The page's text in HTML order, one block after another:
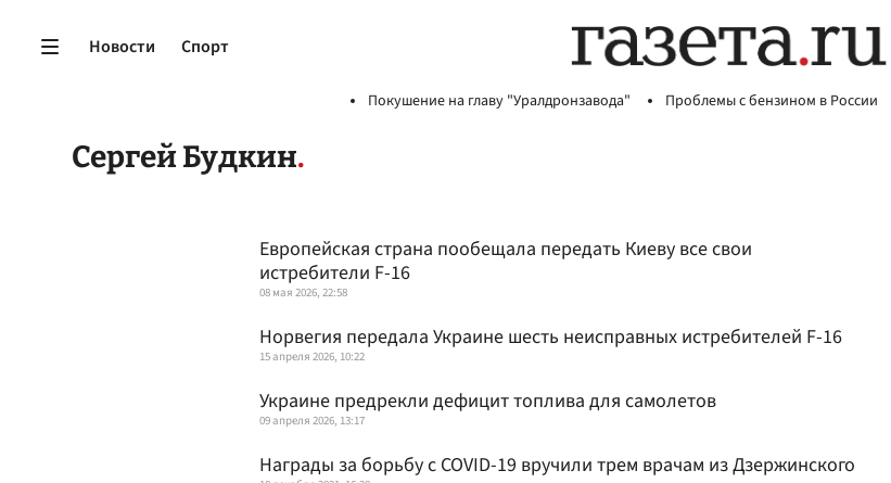
Новости Спорт
Покушение на главу "Уралдронзавода" Проблемы с бензином в России
Сергей Будкин
Европейская страна пообещала передать Киеву все свои
истребители F-16
08 мая 2026, 22:58
Норвегия передала Украине шесть неисправных истребителей F-16
15 апреля 2026, 10:22
Украине предрекли дефицит топлива для самолетов
09 апреля 2026, 13:17
Награды за борьбу с COVID-19 вручили трем врачам из Дзержинского